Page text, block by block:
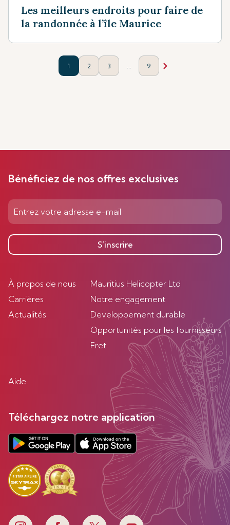
Les meilleurs endroits pour faire de
la randonnée à l’île Maurice
1 2 3 9
Bénéficiez de nos offres exclusives
S’inscrire
À propos de nous
Carrières
Actualités
Mauritius Helicopter Ltd
Notre engagement
Developpement durable
Opportunités pour les fournisseurs
Fret
Aide
Téléchargez notre application